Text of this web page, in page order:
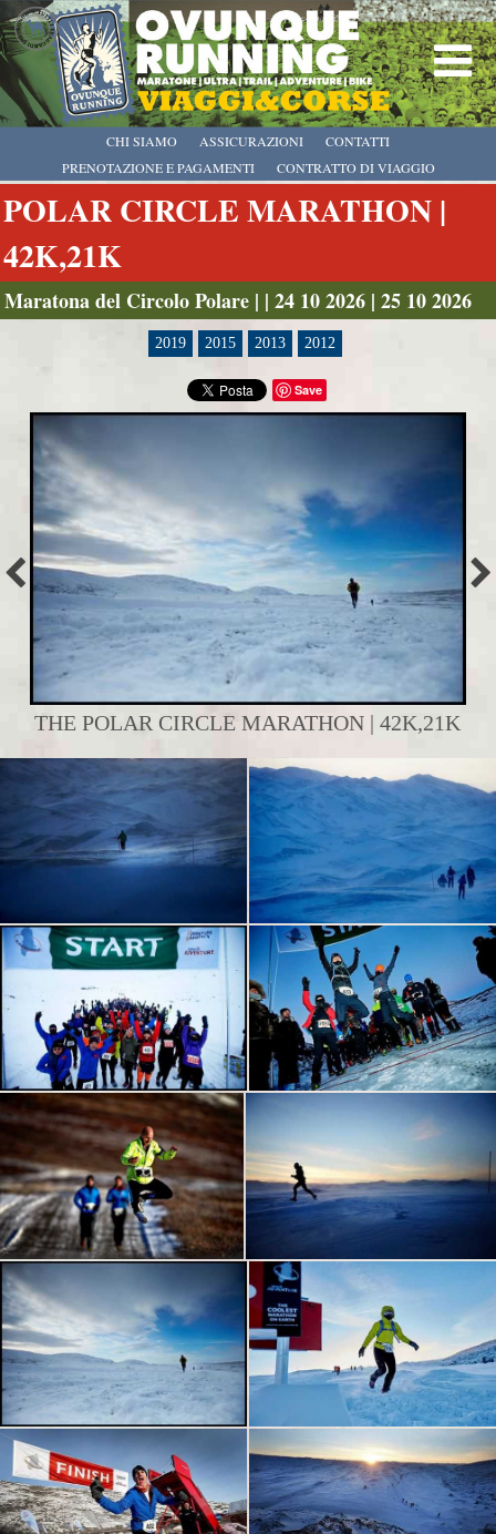
CHI SIAMO
PRENOTAZIONE E PAGAMENTI
CONTRATTO DI VIAGGIO
ASSICURAZIONI CONTATTI
POLAR CIRCLE MARATHON |
42K,21K
Maratona del Circolo Polare | | 24 10 2026 | 25 10 2026
2019 2015 2013 2012
Save
THE POLAR CIRCLE MARATHON | 42K,21K